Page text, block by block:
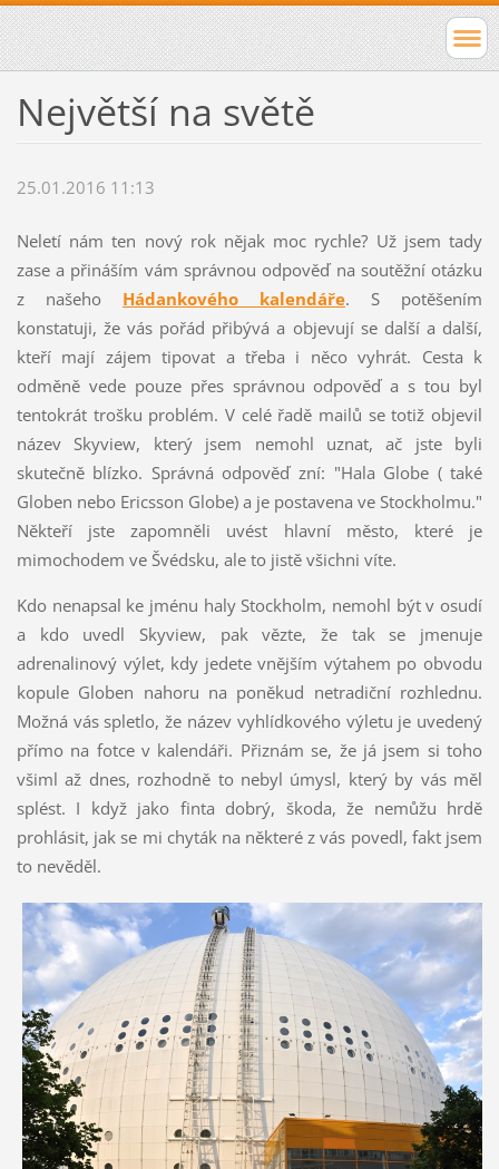
Největší na světě
25.01.2016 11:13
Neletí nám ten nový rok nějak moc rychle? Už jsem tady
zase a přináším vám správnou odpověď na soutěžní otázku
z našeho Hádankového kalendáře. S potěšením
konstatuji, že vás pořád přibývá a objevují se další a další,
kteří mají zájem tipovat a třeba i něco vyhrát. Cesta k
odměně vede pouze přes správnou odpověď a s tou byl
tentokrát trošku problém. V celé řadě mailů se totiž objevil
název Skyview, který jsem nemohl uznat, ač jste byli
skutečně blízko. Správná odpověď zní: "Hala Globe ( také
Globen nebo Ericsson Globe) a je postavena ve Stockholmu."
Někteří jste zapomněli uvést hlavní město, které je
mimochodem ve Švédsku, ale to jistě všichni víte.
Kdo nenapsal ke jménu haly Stockholm, nemohl být v osudí
a kdo uvedl Skyview, pak vězte, že tak se jmenuje
adrenalinový výlet, kdy jedete vnějším výtahem po obvodu
kopule Globen nahoru na poněkud netradiční rozhlednu.
Možná vás spletlo, že název vyhlídkového výletu je uvedený
přímo na fotce v kalendáři. Přiznám se, že já jsem si toho
všiml až dnes, rozhodně to nebyl úmysl, který by vás měl
splést. I když jako finta dobrý, škoda, že nemůžu hrdě
prohlásit, jak se mi chyták na některé z vás povedl, fakt jsem
to nevěděl.